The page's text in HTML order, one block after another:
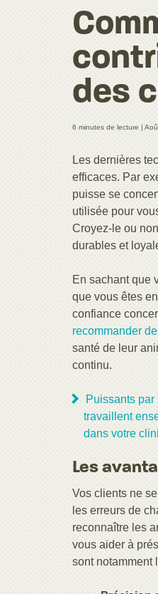
des
6 minutes de lecture |
Les dernières
efficaces. Par
puisse se
utilisée pour
Croyez-le ou
durables et
En sachant que
que vous êtes
confiance
recommander
santé de leur
continu.
Puissants
travaillent
dans votre
Les
Vos clients ne
les erreurs de
reconnaître les
vous aider à
sont notamment